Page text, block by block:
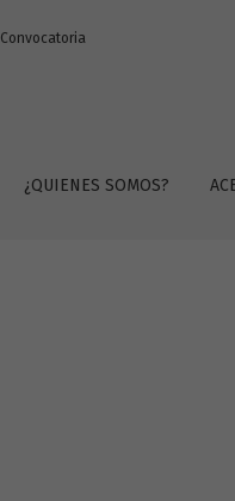
¿QUIENES SOMOS?
Convocatoria